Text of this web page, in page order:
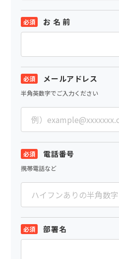
お 名 前
メールアドレス
半角英数字でご入力ください
電話番号
携帯電話など
部署名